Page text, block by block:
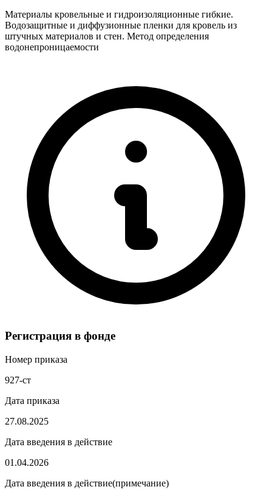
Материалы кровельные и гидроизоляционные гибкие.
Водозащитные и диффузионные пленки для кровель из
штучных материалов и стен. Метод определения
водонепроницаемости
Регистрация в фонде
Номер приказа
927-ст
Дата приказа
27.08.2025
Дата введения в действие
01.04.2026
Дата введения в действие(примечание)